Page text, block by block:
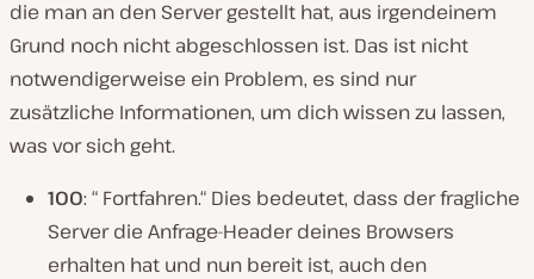
die man an den Server gestellt hat, aus irgendeinem
Grund noch nicht abgeschlossen ist. Das ist nicht
notwendigerweise ein Problem, es sind nur
zusätzliche Informationen, um dich wissen zu lassen,
was vor sich geht.
100: “ Fortfahren.“ Dies bedeutet, dass der fragliche
Server die Anfrage-Header deines Browsers
erhalten hat und nun bereit ist, auch den